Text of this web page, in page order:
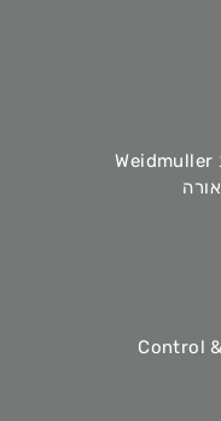
עמדות טעינה לרכב חשמלי תוצרת Weidmuller